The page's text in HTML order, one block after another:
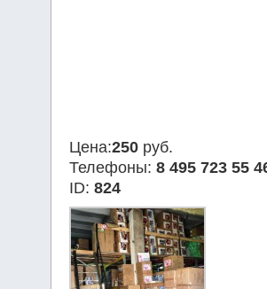
Цена:250 руб.
Телефоны: 8 495 723 55
ID: 824